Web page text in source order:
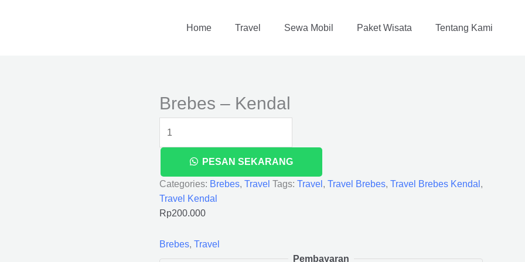
Home Travel Sewa Mobil Paket Wisata Tentang Kami
Brebes – Kendal
PESAN SEKARANG
Categories: Brebes, Travel Tags: Travel , Travel Brebes, Travel Brebes Kendal ,
Travel Kendal
Rp200.000
Brebes, Travel
Pembayaran